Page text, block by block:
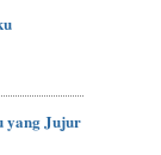
yang Jujur